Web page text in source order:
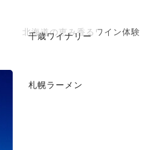
千歳ワイナリー
北海道の恵み香るワイン体験
札幌ラーメン